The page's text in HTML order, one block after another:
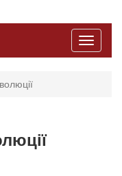
Toggle